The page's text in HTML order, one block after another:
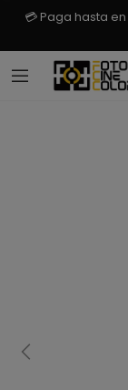
💳 Paga hasta en